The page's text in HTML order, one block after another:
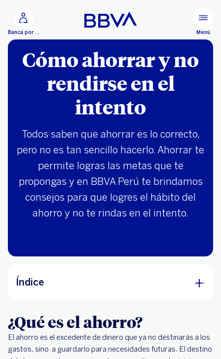
Banca por Internet Menú
Cómo ahorrar y no
rendirse en el
intento
Todos saben que ahorrar es lo correcto,
pero no es tan sencillo hacerlo. Ahorrar te
permite logras las metas que te
propongas y en BBVA Perú te brindamos
consejos para que logres el hábito del
ahorro y no te rindas en el intento.
Índice
¿Por qué es importante ahorrar?
Ahorrar y no rendirse en el intento
¿Qué es el ahorro?
El ahorro es el excedente de dinero que ya no destinarás a los
gastos, sino a guardarlo para necesidades futuras. El destino